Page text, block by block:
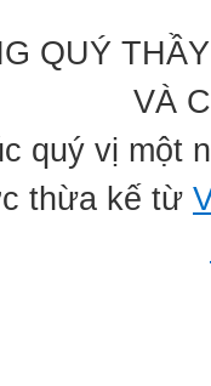
QUÝ
VÀ
quý vị một
thừa kế từ